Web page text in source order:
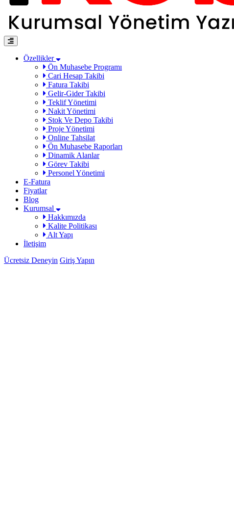
Özellikler
Ön Muhasebe Programı
Cari Hesap Takibi
Fatura Takibi
Gelir-Gider Takibi
Teklif Yönetimi
Nakit Yönetimi
Stok Ve Depo Takibi
Proje Yönetimi
Online Tahsilat
Ön Muhasebe Raporları
Dinamik Alanlar
Görev Takibi
Personel Yönetimi
E-Fatura
Fiyatlar
Blog
Kurumsal
Hakkımızda
Kalite Politikası
Alt Yapı
İletişim
Ücretsiz Deneyin Giriş Yapın